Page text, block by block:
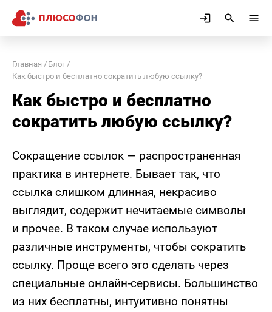
Главная
Блог
Как быстро и бесплатно сократить любую ссылку?
Как быстро и бесплатно
сократить любую ссылку?
Сокращение ссылок — распространенная
практика в интернете. Бывает так, что
ссылка слишком длинная, некрасиво
выглядит, содержит нечитаемые символы
и прочее. В таком случае используют
различные инструменты, чтобы сократить
ссылку. Проще всего это сделать через
специальные онлайн-сервисы. Большинство
из них бесплатны, интуитивно понятны